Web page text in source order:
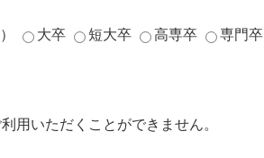
大卒 短大卒 高専卒 専門卒
用いただくことができません。